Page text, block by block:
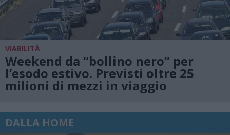
VIABILITÀ
Weekend da “bollino nero” per
l’esodo estivo. Previsti oltre 25
milioni di mezzi in viaggio
DALLA HOME